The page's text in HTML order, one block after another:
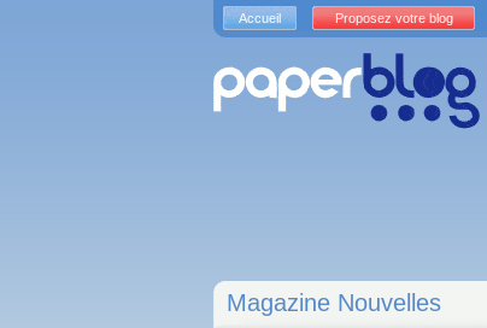
Magazine Nouvelles
Accueil Proposez votre blog